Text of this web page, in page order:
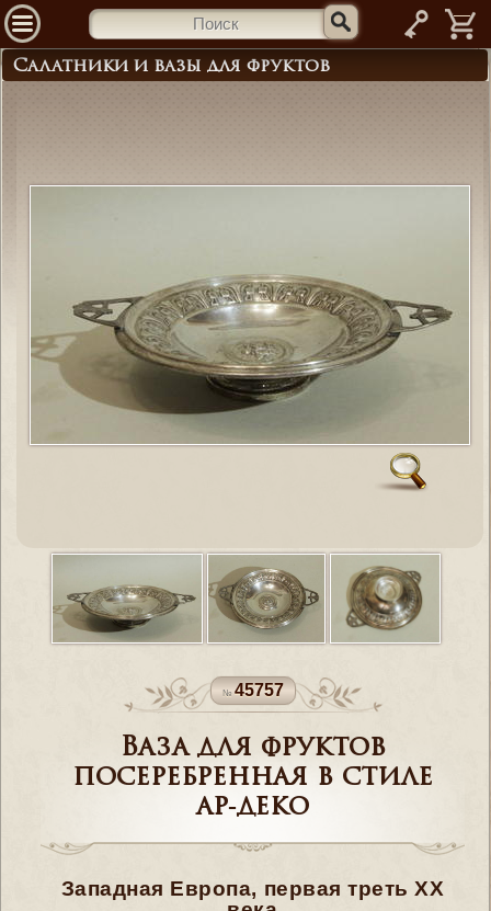
—
Салатники и вазы для фруктов
45757
Ваза для фруктов
посеребренная в стиле
ар-деко
Западная Европа, первая треть XX